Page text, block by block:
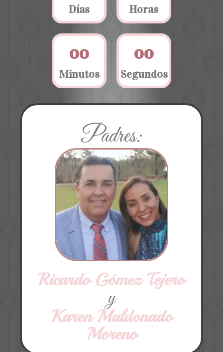
Días Horas
00
Minutos
00
Segundos
Padres:
Ricardo Gómez Tejero
y
Karen Maldonado
Moreno